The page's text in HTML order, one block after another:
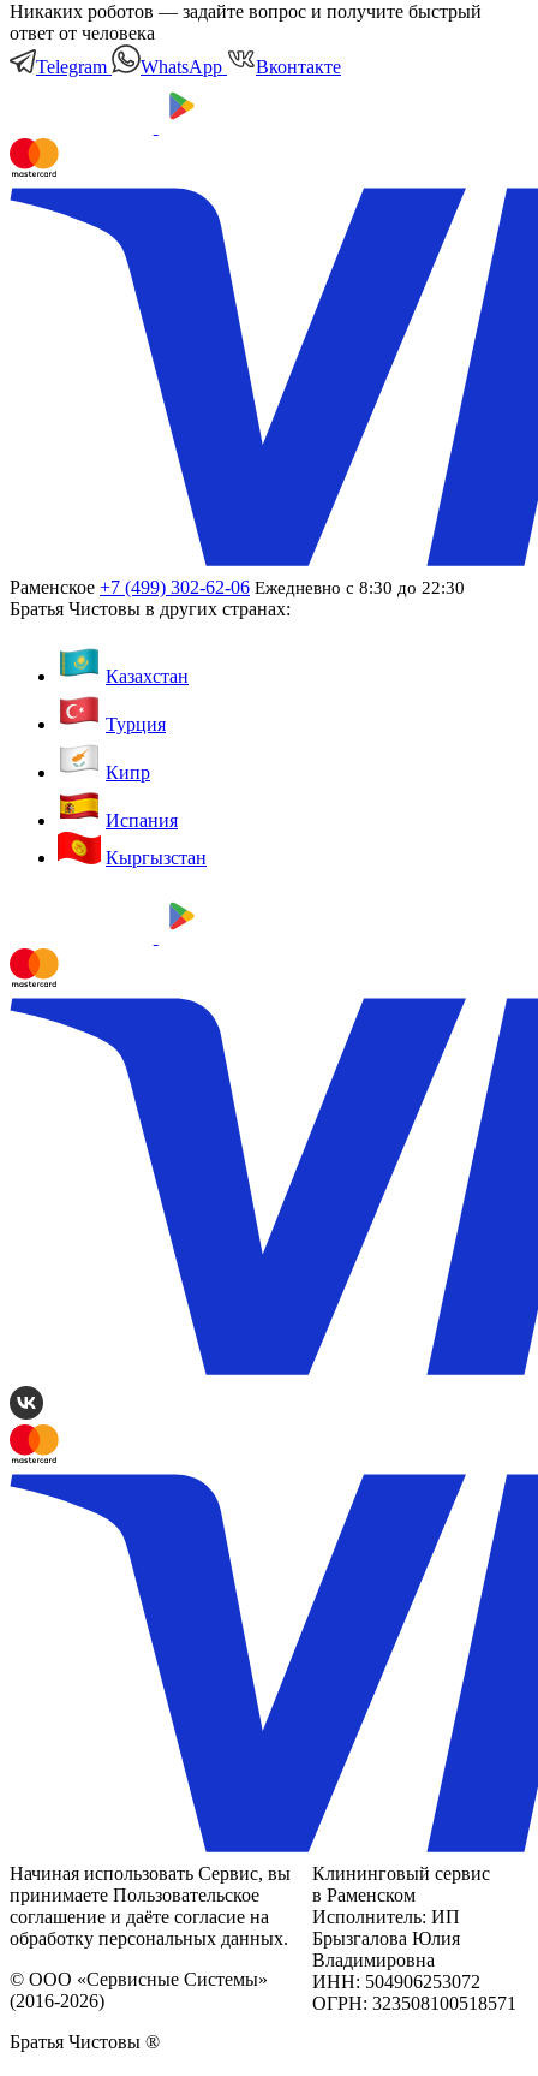
Никаких роботов — задайте вопрос и получите быстрый
ответ от человека
Telegram
WhatsApp Вконтакте
Раменское +7 (499) 302-62-06 Ежедневно с 8:30 до 22:30
Братья Чистовы в других странах:
Казахстан
Турция
Кипр
Испания
Кыргызстан
Начиная использовать Сервис, вы
принимаете Пользовательское
соглашение и даёте согласие на
обработку персональных данных.
© ООО «Сервисные Системы»
(2016-2026)
Братья Чистовы ®
Клининговый сервис
в Раменском
Исполнитель: ИП
Брызгалова Юлия
Владимировна
ИНН: 504906253072
ОГРН: 323508100518571